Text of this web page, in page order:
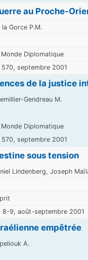
au Proche-
la Gorce P.M.
Monde Diplomatique
570, septembre 2001
de la justice
Gendreau M.
Monde Diplomatique
570, septembre 2001
sous tension
Lindenberg, Joseph
8-9, août-septembre 2001
empêtrée
A.